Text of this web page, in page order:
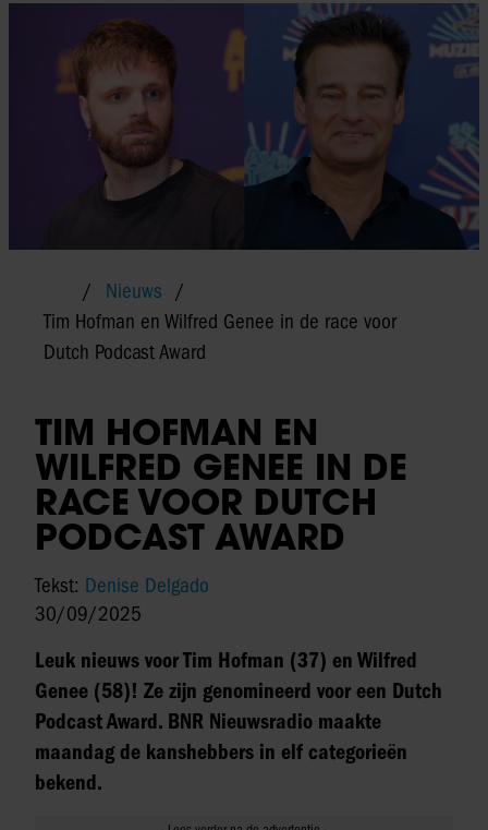
Nieuws
Tim Hofman en Wilfred Genee in de race voor
Dutch Podcast Award
TIM HOFMAN EN
WILFRED GENEE IN DE
RACE VOOR DUTCH
PODCAST AWARD
Tekst: Denise Delgado
30/09/2025
Leuk nieuws voor Tim Hofman (37) en Wilfred
Genee (58)! Ze zijn genomineerd voor een Dutch
Podcast Award. BNR Nieuwsradio maakte
maandag de kanshebbers in elf categorieën
bekend.